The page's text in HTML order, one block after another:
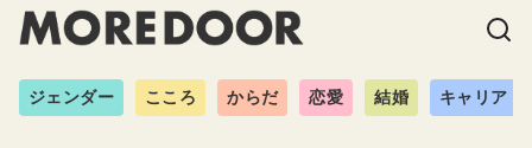
ジェンダー こころ からだ 恋愛 結婚 キャリア